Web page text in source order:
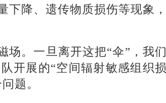
降、遗传物质损伤等现象，
。一旦离开这把“伞”，我们
开展的“空间辐射敏感组织损
题。